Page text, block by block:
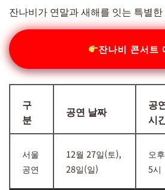
잔나비가 연말과 새해를 잇는 특별
잔나비 콘서트
구
분
공연 날짜
공
시
서울
공연
12월 27일(토),
28일(일)
오후
5시